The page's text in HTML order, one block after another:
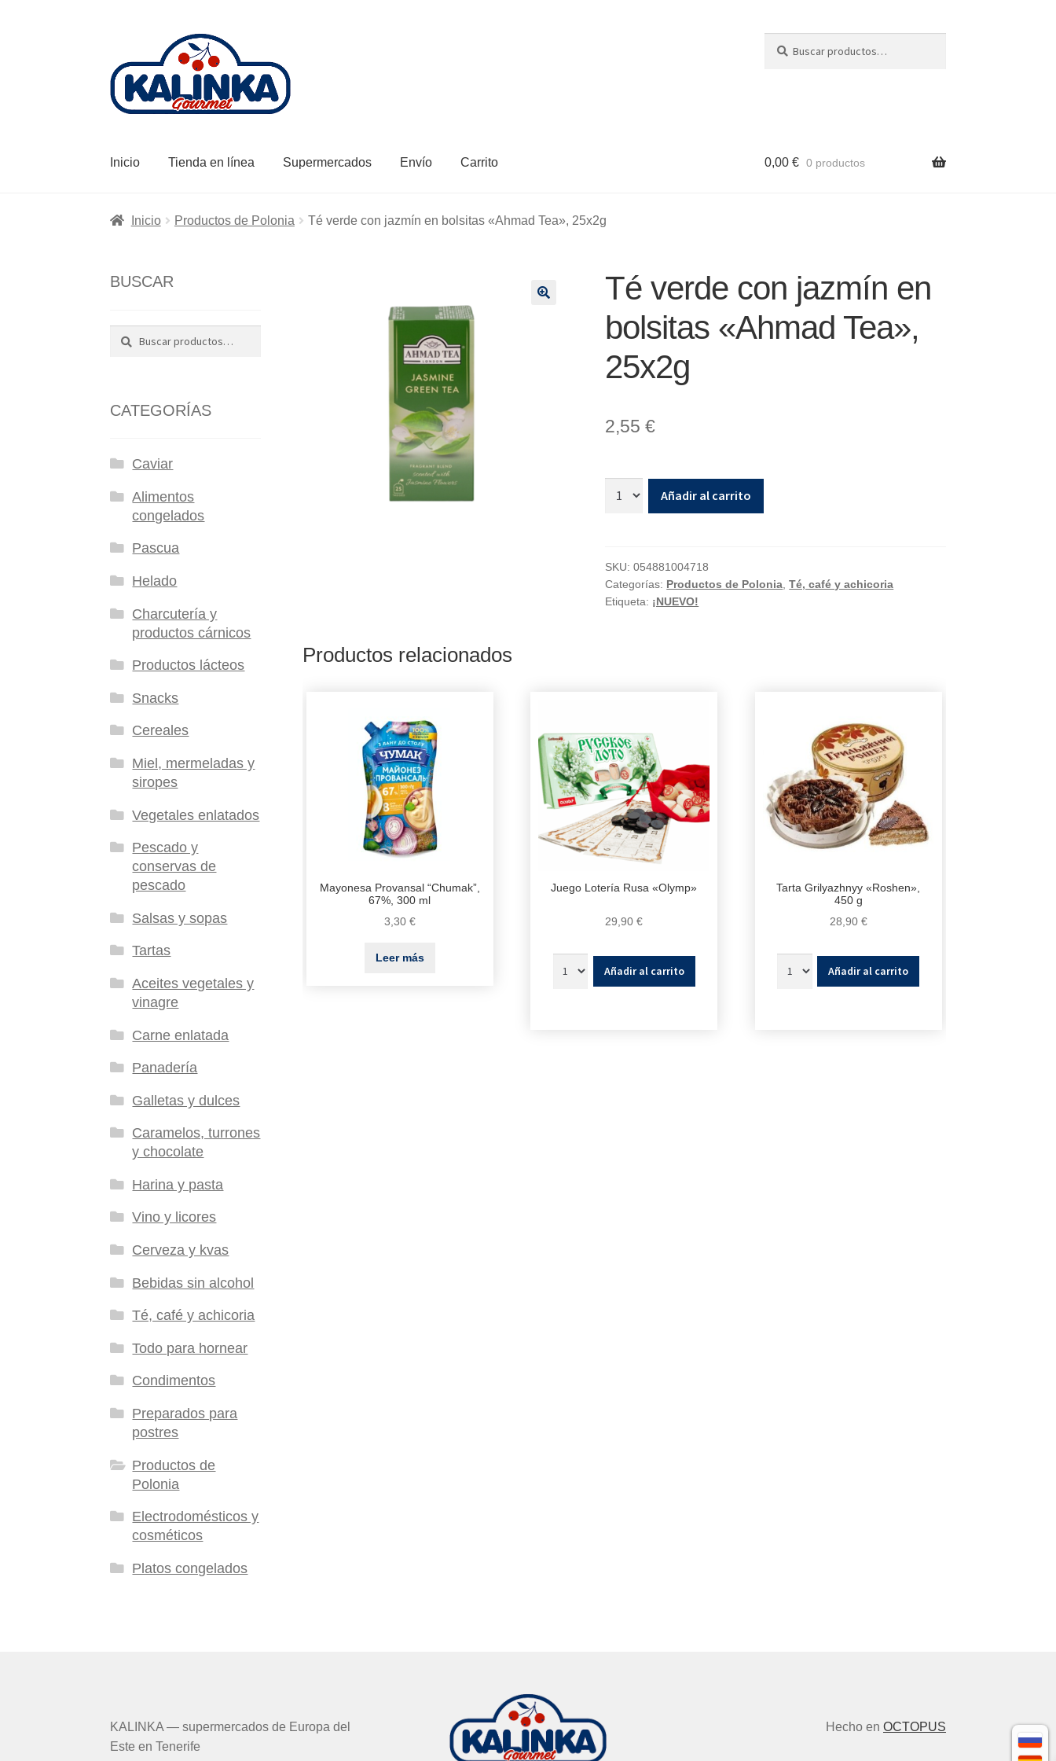
la
navegación
contenido
por:
Inicio Tienda en línea Supermercados Envío Carrito 0,00 € 0 productos
Inicio Productos de Polonia Té verde con jazmín en bolsitas «Ahmad Tea», 25x2g
Té verde con jazmín en
bolsitas «Ahmad Tea»,
25x2g
2,55€
Añadir al carrito
SKU:054881004718
Categorías: Productos de Polonia ,Té, café y achicoria
Etiqueta: ¡NUEVO!
Productos relacionados
Mayonesa Provansal “Chumak”,
67%, 300 ml
3,30 €
Leer más
Juego Lotería Rusa «Olymp»
29,90€
Añadir al carrito
Tarta Grilyazhnyy «Roshen»,
450 g
28,90 €
Añadir al carrito
BUSCAR
Buscar
por:
Buscar
CATEGORÍAS
Caviar
Alimentos
congelados
Pascua
Helado
Charcutería y
productos cárnicos
Productos lácteos
Snacks
Cereales
Miel, mermeladas y
siropes
Vegetales enlatados
Pescado y
conservas de
pescado
Salsas y sopas
Tartas
Aceites vegetales y
vinagre
Carne enlatada
Panadería
Galletas y dulces
Caramelos, turrones
y chocolate
Harina y pasta
Vino y licores
Cerveza y kvas
Bebidas sin alcohol
Té, café y achicoria
Todo para hornear
Condimentos
Preparados para
postres
Productos de
Polonia
Electrodomésticos y
cosméticos
Platos congelados
KALINKA — supermercados de Europa del
Este en Tenerife
Hecho en OCTOPUS